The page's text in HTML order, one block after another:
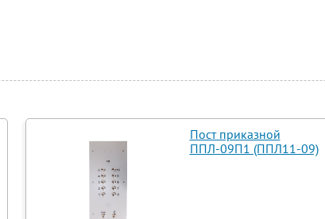
Пост приказной
ППЛ-09П1 (ППЛ11-09)